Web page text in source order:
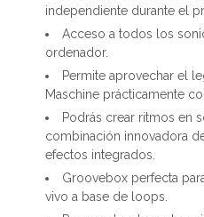
independiente durante el
Acceso a todos los
ordenador.
Permite aprovechar el
Maschine prácticamente
Podrás crear ritmos en
combinación innovadora
efectos integrados.
Groovebox perfecta
vivo a base de loops.